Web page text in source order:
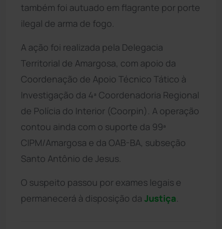
também foi autuado em flagrante por porte
ilegal de arma de fogo.
A ação foi realizada pela Delegacia
Territorial de Amargosa, com apoio da
Coordenação de Apoio Técnico Tático à
Investigação da 4ª Coordenadoria Regional
de Polícia do Interior (Coorpin). A operação
contou ainda com o suporte da 99ª
CIPM/Amargosa e da OAB-BA, subseção
Santo Antônio de Jesus.
O suspeito passou por exames legais e
permanecerá à disposição da Justiça